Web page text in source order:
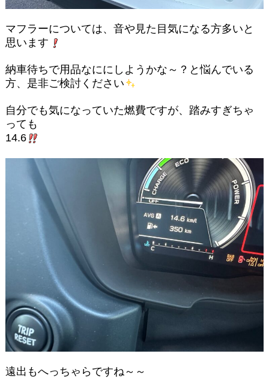
マフラーについては、音や見た目気になる方多いと
思います
納車待ちで用品なににしようかな～？と悩んでいる
方、是非ご検討ください
自分でも気になっていた燃費ですが、踏みすぎちゃ
っても
14.6
遠出もへっちゃらですね～～